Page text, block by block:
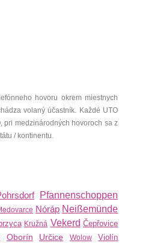
hovoru okrem miestnych
volaný účastník. Každé UTO
pri medzinárodných hovoroch sa z
/ kontinentu.
Pfannenschoppen
Nóráp Neißemünde
Kružná Vekerd Čepřovice
Oborín Určice Wolow Violín